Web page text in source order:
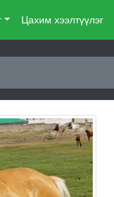
Цахим хээлтүүлэг